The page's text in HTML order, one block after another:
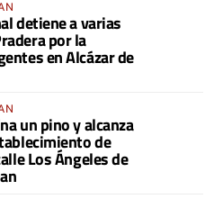
detiene a varias
por la
en Alcázar de
un pino y alcanza
de
Los Ángeles de